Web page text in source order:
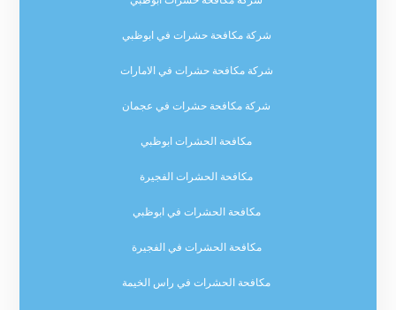
شركة مكافحة حشرات في ابوظبي
شركة مكافحة حشرات في الامارات
شركة مكافحة حشرات في عجمان
مكافحة الحشرات ابوظبي
مكافحة الحشرات الفجيرة
مكافحة الحشرات في ابوظبي
مكافحة الحشرات في الفجيرة
مكافحة الحشرات في راس الخيمة